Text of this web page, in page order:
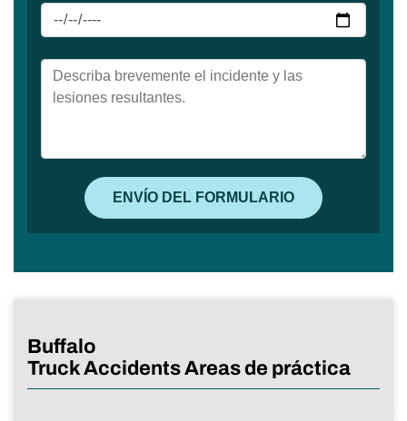
Buffalo
Truck Accidents Areas de práctica